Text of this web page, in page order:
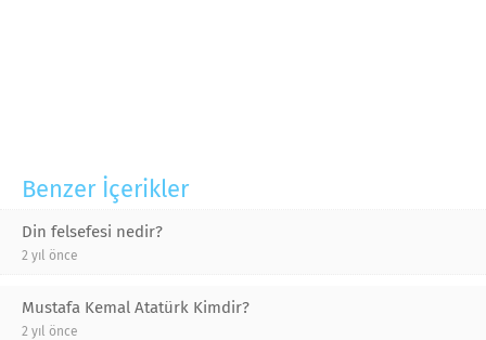
Benzer İçerikler
Din felsefesi nedir?
2 yıl önce
Mustafa Kemal Atatürk Kimdir?
2 yıl önce